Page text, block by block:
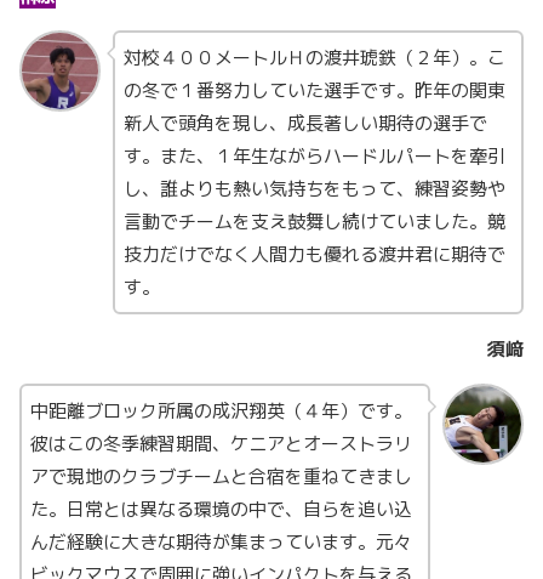
対校４００メートルＨの渡井琥鉄（２年）。こ
の冬で１番努力していた選手です。昨年の関東
新人で頭角を現し、成長著しい期待の選手で
す。また、１年生ながらハードルパートを牽引
し、誰よりも熱い気持ちをもって、練習姿勢や
言動でチームを支え鼓舞し続けていました。競
技力だけでなく人間力も優れる渡井君に期待で
す。
須﨑
中距離ブロック所属の成沢翔英（４年）です。
彼はこの冬季練習期間、ケニアとオーストラリ
アで現地のクラブチームと合宿を重ねてきまし
た。日常とは異なる環境の中で、自らを追い込
んだ経験に大きな期待が集まっています。元々